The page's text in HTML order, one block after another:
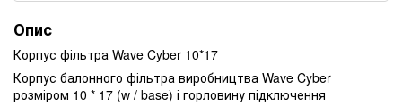
Опис
Корпус фільтра Wave Cyber 10*17
Корпус балонного фільтра виробництва Wave Cyber ​​
розміром 10 * 17 (w / base) і горловину підключення